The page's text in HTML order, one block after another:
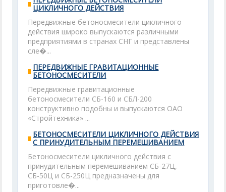
ЦИКЛИЧНОГО ДЕЙСТВИЯ
Передвижные бетоносмесители цикличного
действия широко выпускаются различными
предприятиями в странах СНГ и представлены
сле�...
ПЕРЕДВИЖНЫЕ ГРАВИТАЦИОННЫЕ
БЕТОНОСМЕСИТЕЛИ
Передвижные гравитационные
бетоносмесители СБ-160 и СБЛ-200
конструктивно подобны и выпускаются ОАО
«Стройтехника» ...
БЕТОНОСМЕСИТЕЛИ ЦИКЛИЧНОГО ДЕЙСТВИЯ
С ПРИНУДИТЕЛЬНЫМ ПЕРЕМЕШИВАНИЕМ
Бетоносмесители цикличного действия с
принудительным перемешиванием СБ-27Ц,
СБ-50Ц и СБ-250Ц предназначены для
приготовле�...